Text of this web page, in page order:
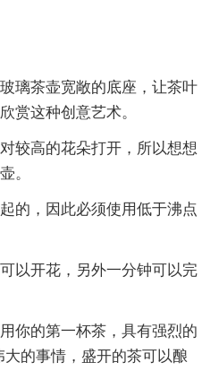
璃茶壶宽敞的底座，让茶叶
赏这种创意艺术。
较高的花朵打开，所以想想
。
的，因此必须使用低于沸点
以开花，另外一分钟可以完
你的第一杯茶，具有强烈的
的事情，盛开的茶可以酿